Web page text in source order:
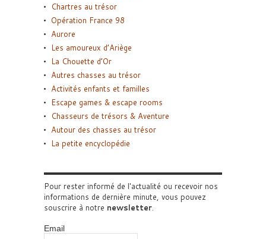
Chartres au trésor
Opération France 98
Aurore
Les amoureux d’Ariège
La Chouette d’Or
Autres chasses au trésor
Activités enfants et familles
Escape games & escape rooms
Chasseurs de trésors & Aventure
Autour des chasses au trésor
La petite encyclopédie
Pour rester informé de l'actualité ou recevoir nos
informations de dernière minute, vous pouvez
souscrire à notre newsletter.
Email